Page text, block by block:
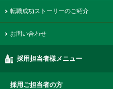
転職成功ストーリーのご紹介
お問い合わせ
採用担当者様メニュー
採用ご担当者の方